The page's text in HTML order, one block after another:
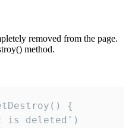
removed from the page.
method.
{
is deleted')